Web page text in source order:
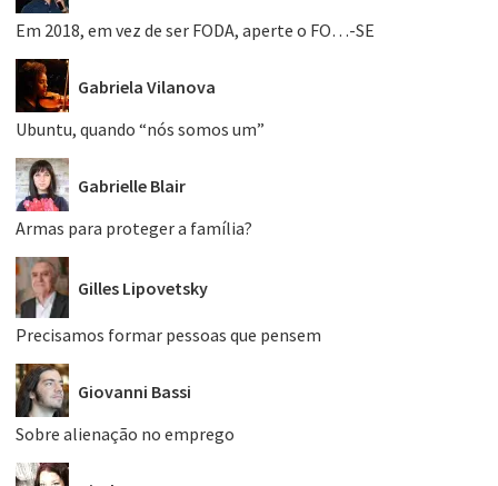
Em 2018, em vez de ser FODA, aperte o FO…-SE
Gabriela Vilanova
Ubuntu, quando “nós somos um”
Gabrielle Blair
Armas para proteger a família?
Gilles Lipovetsky
Precisamos formar pessoas que pensem
Giovanni Bassi
Sobre alienação no emprego